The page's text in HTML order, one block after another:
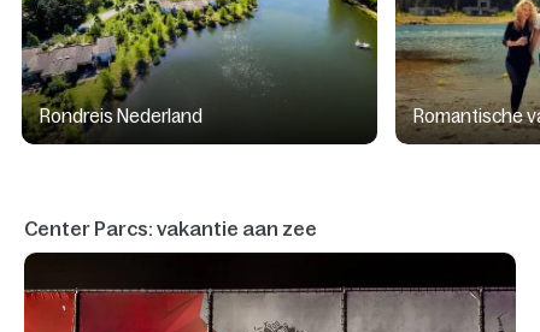
Rondreis Nederland Romantische
Center Parcs: vakantie aan zee